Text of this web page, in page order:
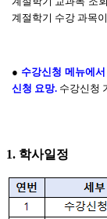
계절학기 수강 과목
● 수강신청 메뉴에
신청 요망. 수강신청
1. 학사일정